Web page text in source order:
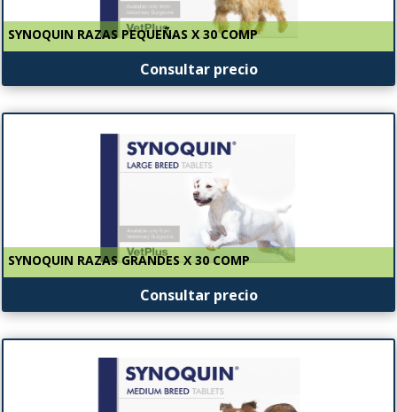
SYNOQUIN RAZAS PEQUEÑAS X 30 COMP
Consultar precio
SYNOQUIN RAZAS GRANDES X 30 COMP
Consultar precio